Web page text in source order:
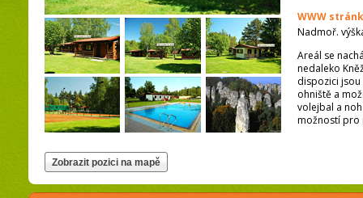
WWW
Nadmoř.
Areál se
nedaleko
dispozici
ohniště a
volejbal a
možností pro